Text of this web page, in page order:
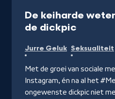
De keiharde
de dickpic
op
NPO
Start
Jurre Geluk Seksualiteit
Met de groei van sociale
Instagram, én na al het
ongewenste dickpic niet